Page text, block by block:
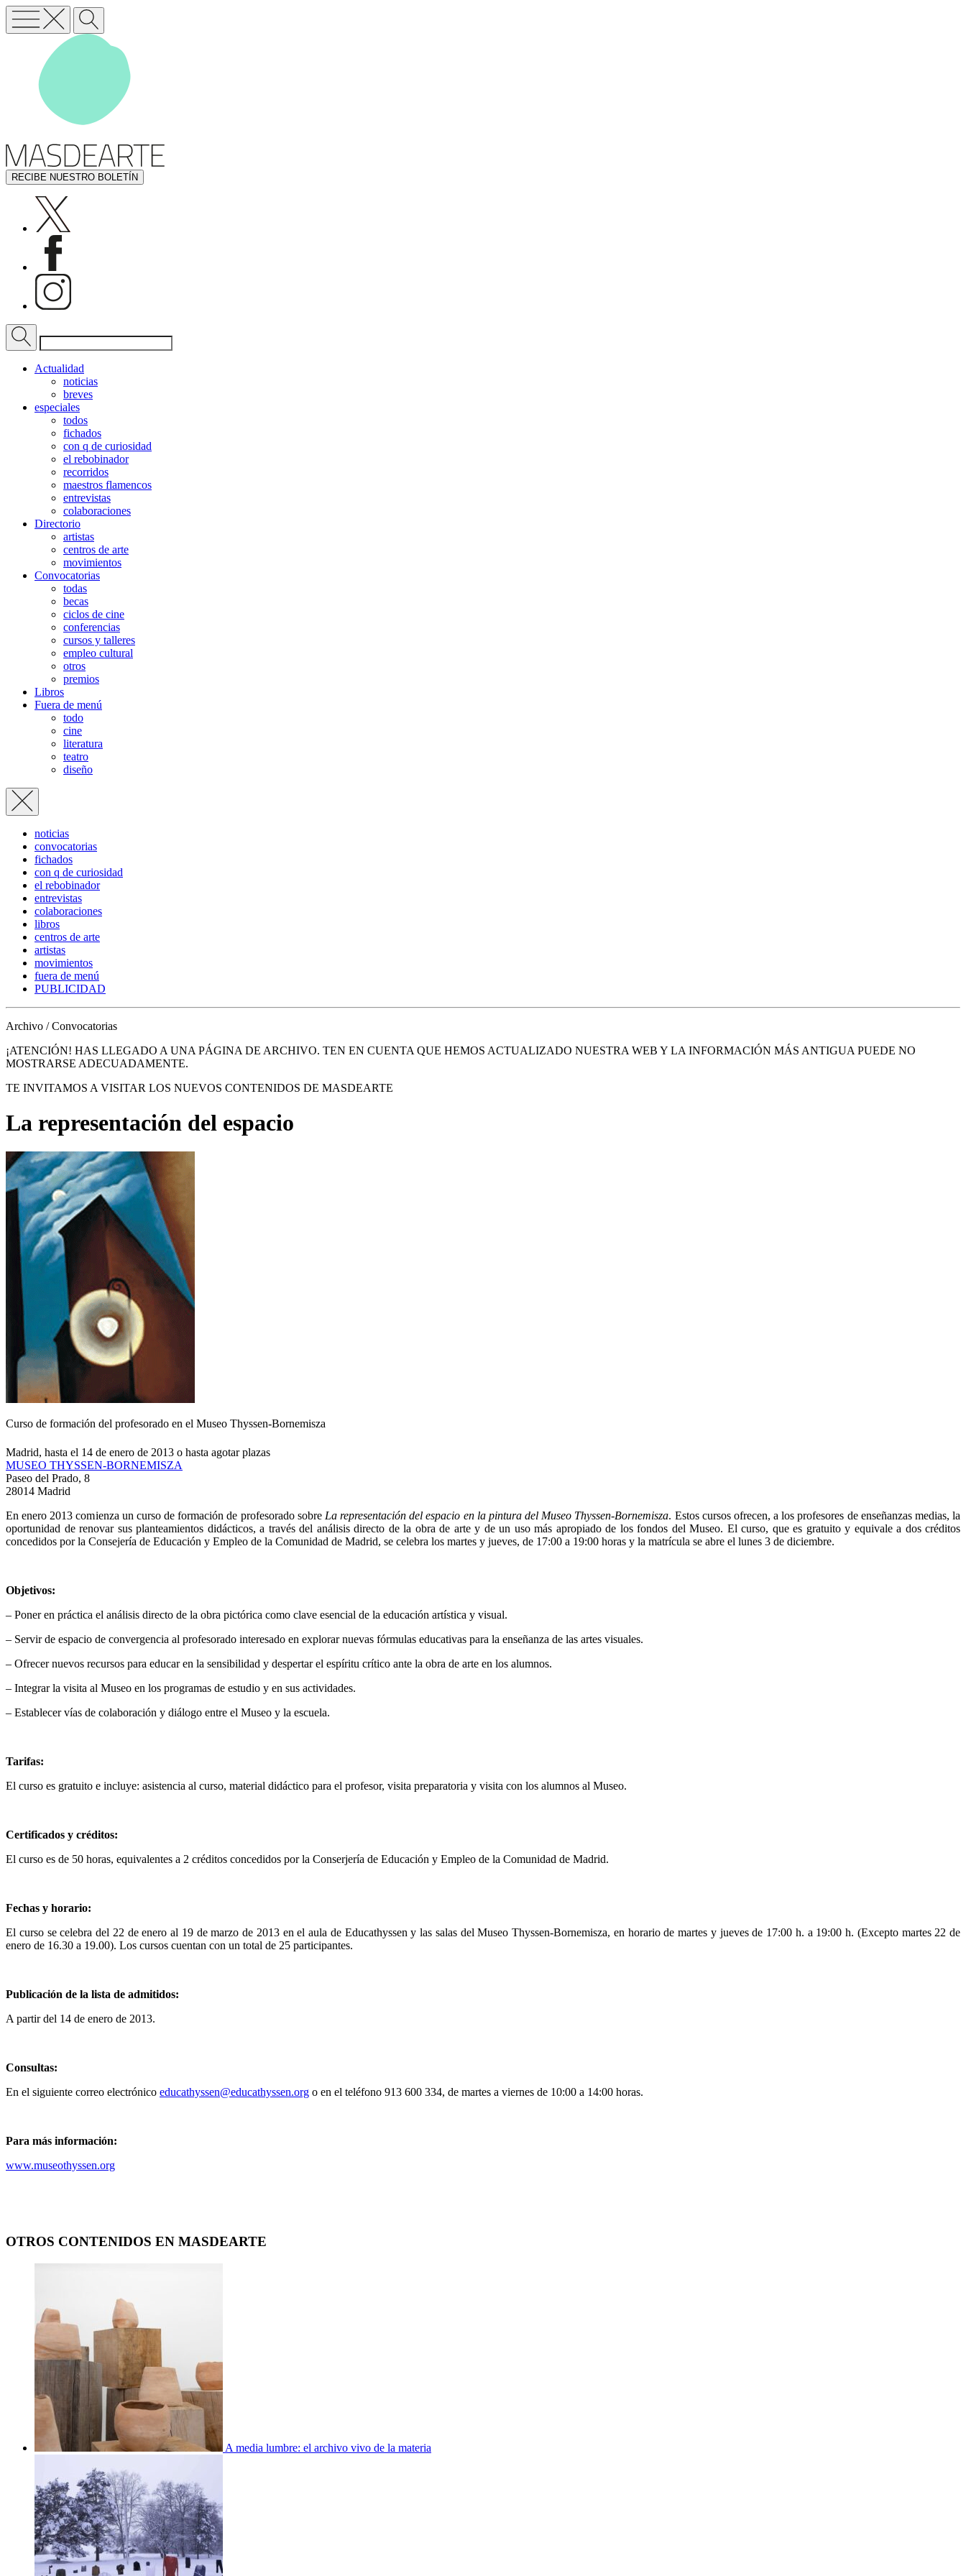
RECIBE NUESTRO BOLETÍN
Actualidad
noticias
breves
especiales
todos
fichados
con q de curiosidad
el rebobinador
recorridos
maestros flamencos
entrevistas
colaboraciones
Directorio
artistas
centros de arte
movimientos
Convocatorias
todas
becas
ciclos de cine
conferencias
cursos y talleres
empleo cultural
otros
premios
Libros
Fuera de menú
todo
cine
literatura
teatro
diseño
noticias
convocatorias
fichados
con q de curiosidad
el rebobinador
entrevistas
colaboraciones
libros
centros de arte
artistas
movimientos
fuera de menú
PUBLICIDAD
Archivo / Convocatorias
¡ATENCIÓN! HAS LLEGADO A UNA PÁGINA DE ARCHIVO. TEN EN CUENTA QUE HEMOS ACTUALIZADO NUESTRA WEB Y LA INFORMACIÓN MÁS ANTIGUA PUEDE NO
MOSTRARSE ADECUADAMENTE.
TE INVITAMOS A VISITAR LOS NUEVOS CONTENIDOS DE MASDEARTE
La representación del espacio
Curso de formación del profesorado en el Museo Thyssen-Bornemisza
Madrid, hasta el 14 de enero de 2013 o hasta agotar plazas
MUSEO THYSSEN-BORNEMISZA
Paseo del Prado, 8
28014 Madrid
En enero 2013 comienza un curso de formación de profesorado sobreLa representación del espacio en la pintura del Museo Thyssen-Bornemisza. Estos cursos ofrecen, a los profesores de enseñanzas medias, la
oportunidad de renovar sus planteamientos didácticos, a través del análisis directo de la obra de arte y de un uso más apropiado de los fondos del Museo. El curso, que es gratuito y equivale a dos créditos
concedidos por la Consejería de Educación y Empleo de la Comunidad de Madrid, se celebra los martes y jueves, de 17:00 a 19:00 horas y la matrícula se abre el lunes 3 de diciembre.
Objetivos:
– Poner en práctica el análisis directo de la obra pictórica como clave esencial de la educación artística y visual.
– Servir de espacio de convergencia al profesorado interesado en explorar nuevas fórmulas educativas para la enseñanza de las artes visuales.
– Ofrecer nuevos recursos para educar en la sensibilidad y despertar el espíritu crítico ante la obra de arte en los alumnos.
– Integrar la visita al Museo en los programas de estudio y en sus actividades.
– Establecer vías de colaboración y diálogo entre el Museo y la escuela.
Tarifas:
El curso es gratuito e incluye: asistencia al curso, material didáctico para el profesor, visita preparatoria y visita con los alumnos al Museo.
Certificados y créditos:
El curso es de 50 horas, equivalentes a 2 créditos concedidos por la Conserjería de Educación y Empleo de la Comunidad de Madrid.
Fechas y horario:
El curso se celebra del 22 de enero al 19 de marzo de 2013 en el aula de Educathyssen y las salas del Museo Thyssen-Bornemisza, en horario de martes y jueves de 17:00 h. a 19:00 h. (Excepto martes 22 de
enero de 16.30 a 19.00). Los cursos cuentan con un total de 25 participantes.
Publicación de la lista de admitidos:
A partir del 14 de enero de 2013.
Consultas:
En el siguiente correo electrónico educathyssen@educathyssen.org o en el teléfono 913 600 334, de martes a viernes de 10:00 a 14:00 horas.
Para más información:
www.museothyssen.org
OTROS CONTENIDOS EN MASDEARTE
A media lumbre: el archivo vivo de la materia